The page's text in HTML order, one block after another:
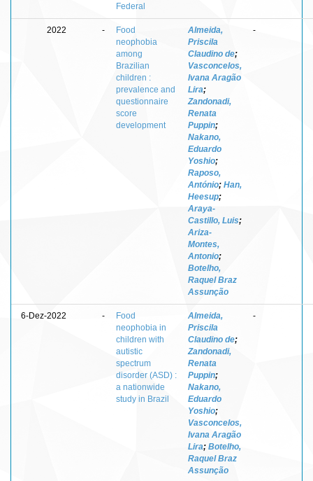
Federal
2022 -
Food
neophobia
among
Brazilian
children :
prevalence and
questionnaire
score
development
Almeida,
Priscila
Claudino de;
Vasconcelos,
Ivana Aragão
Lira;
Zandonadi,
Renata
Puppin;
Nakano,
Eduardo
Yoshio;
Raposo,
António; Han,
Heesup;
Araya-
Castillo, Luis;
Ariza-
Montes,
Antonio;
Botelho,
Raquel Braz
Assunção
-
6-Dez-2022 -
Food
neophobia in
children with
autistic
spectrum
disorder (ASD) :
a nationwide
study in Brazil
Almeida,
Priscila
Claudino de;
Zandonadi,
Renata
Puppin;
Nakano,
Eduardo
Yoshio;
Vasconcelos,
Ivana Aragão
Lira; Botelho,
Raquel Braz
Assunção
-